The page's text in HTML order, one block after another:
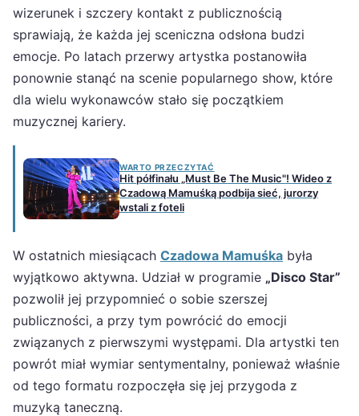
wizerunek i szczery kontakt z publicznością
sprawiają, że każda jej sceniczna odsłona budzi
emocje. Po latach przerwy artystka postanowiła
ponownie stanąć na scenie popularnego show, które
dla wielu wykonawców stało się początkiem
muzycznej kariery.
WARTO PRZECZYTAĆ
Hit półfinału „Must Be The Music"! Wideo z
Czadową Mamuśką podbija sieć, jurorzy
wstali z foteli
W ostatnich miesiącach Czadowa Mamuśka była
wyjątkowo aktywna. Udział w programie „Disco Star”
pozwolił jej przypomnieć o sobie szerszej
publiczności, a przy tym powrócić do emocji
związanych z pierwszymi występami. Dla artystki ten
powrót miał wymiar sentymentalny, ponieważ właśnie
od tego formatu rozpoczęła się jej przygoda z
muzyką taneczną.